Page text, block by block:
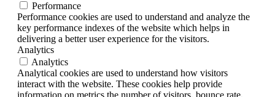
Performance
Performance cookies are used to understand and analyze the
key performance indexes of the website which helps in
delivering a better user experience for the visitors.
Analytics
Analytics
Analytical cookies are used to understand how visitors
interact with the website. These cookies help provide